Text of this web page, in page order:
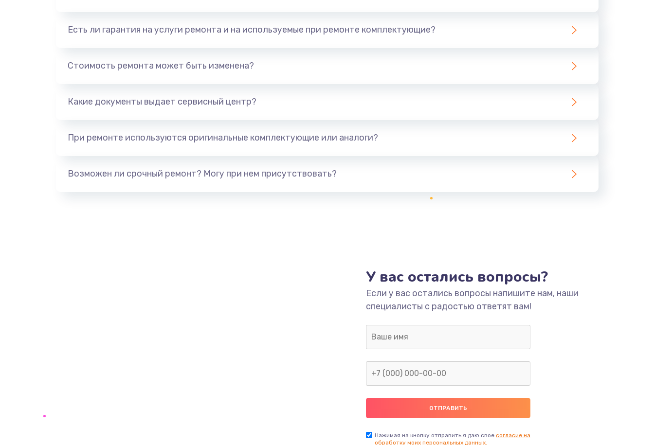
Есть ли гарантия на услуги ремонта и на используемые при ремонте комплектующие?
Стоимость ремонта может быть изменена?
Какие документы выдает сервисный центр?
При ремонте используются оригинальные комплектующие или аналоги?
Возможен ли срочный ремонт? Могу при нем присутствовать?
У вас остались вопросы?
Если у вас остались вопросы напишите нам, наши
специалисты с радостью ответят вам!
Нажимая на кнопку отправить я даю свое согласие на
обработку моих персональных данных.